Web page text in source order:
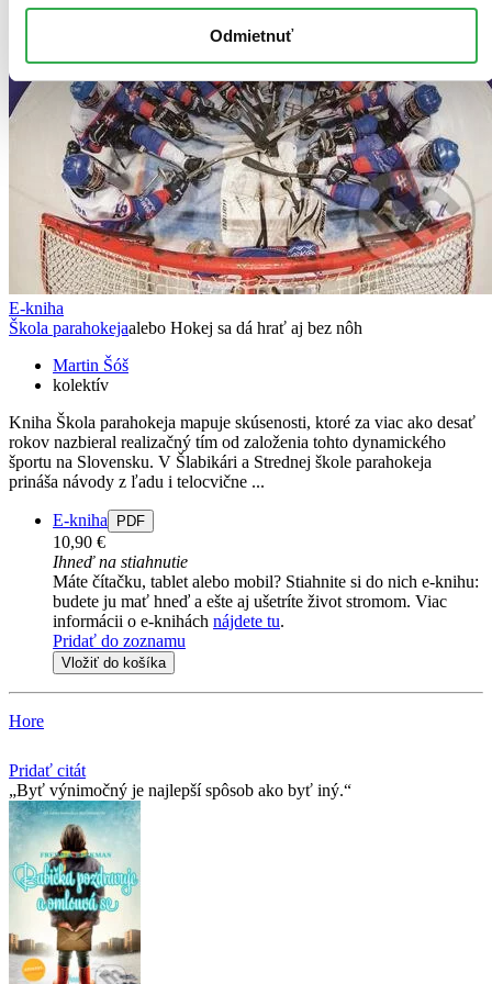
Odmietnuť
E-kniha
Škola parahokejaalebo Hokej sa dá hrať aj bez nôh
Martin Šóš
kolektív
Kniha Škola parahokeja mapuje skúsenosti, ktoré za viac ako desať
rokov nazbieral realizačný tím od založenia tohto dynamického
športu na Slovensku. V Šlabikári a Strednej škole parahokeja
prináša návody z ľadu i telocvične ...
E-kniha PDF
10,90 €
Ihneď na stiahnutie
Máte čítačku, tablet alebo mobil? Stiahnite si do nich e-knihu:
budete ju mať hneď a ešte aj ušetríte život stromom. Viac
informácii o e-knihách nájdete tu.
Pridať do zoznamu
Vložiť do košíka
Hore
Pridať citát
Byť výnimočný je najlepší spôsob ako byť iný.